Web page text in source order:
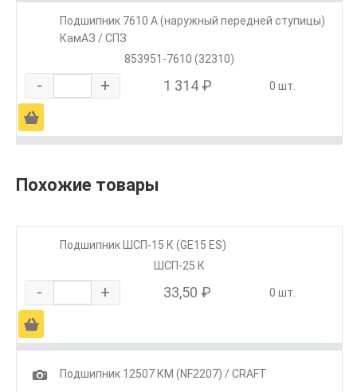
Подшипник 7610 А (наружный передней ступицы)
КамАЗ / СПЗ
853951-7610 (32310)
- + 1 314 ₽ 0 шт.
Ä
Похожие товары
Подшипник ШСП-15 К (GE15 ES)
ШСП-25 К
- + 33,50 ₽ 0 шт.
Ä
1
Подшипник 12507 КМ (NF2207) / CRAFT